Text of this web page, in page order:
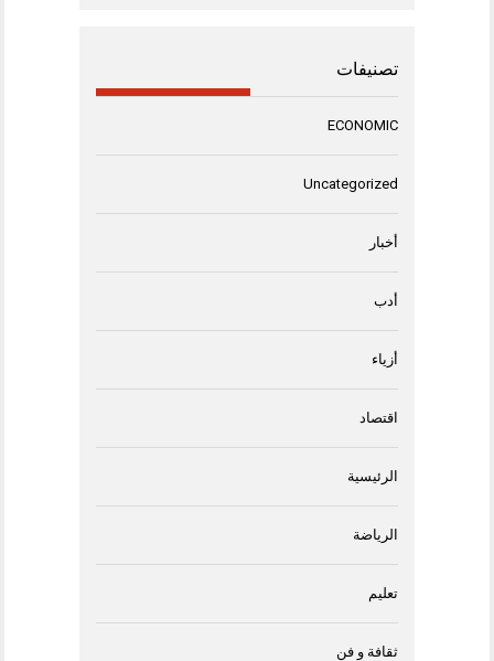
تصنيفات
ECONOMIC
Uncategorized
أخبار
أدب
أزياء
اقتصاد
الرئيسية
الرياضة
تعليم
ثقافة و فن